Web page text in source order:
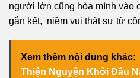
người lớn cũng hòa mình vào
gắn kết, niềm vui thật sự từ
Xem thêm nội dung khác:
Thiện Nguyện Khởi Đầu